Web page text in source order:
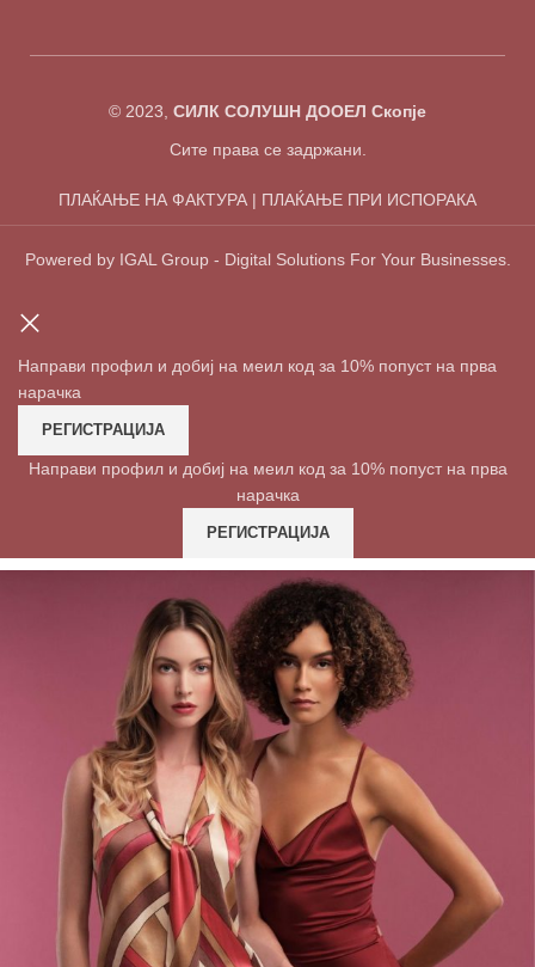
© 2023, СИЛК СОЛУШН ДООЕЛ Скопје
Сите права се задржани.
ПЛАЌАЊЕ НА ФАКТУРА | ПЛАЌАЊЕ ПРИ ИСПОРАКА
Powered by IGAL Group - Digital Solutions For Your Businesses.
Направи профил и добиј на меил код за 10% попуст на прва
нарачка
РЕГИСТРАЦИЈА
Направи профил и добиј на меил код за 10% попуст на прва
нарачка
РЕГИСТРАЦИЈА